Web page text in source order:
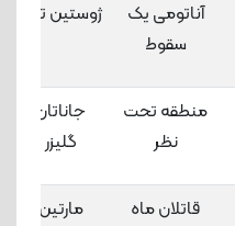
آناتومی یک
سقوط
ژوستین تریه
منطقه تحت
نظر
جاناتان
گلیزر
قاتلان ماه
مارتین